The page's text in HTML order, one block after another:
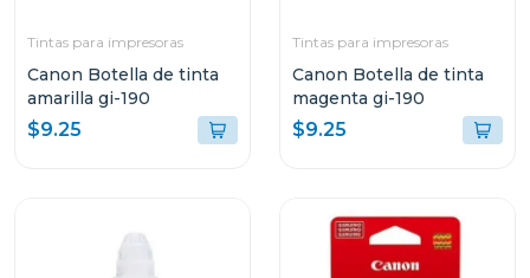
Tintas para impresoras
Canon Botella de tinta
amarilla gi-190
$9.25
Tintas para impresoras
Canon Botella de tinta
magenta gi-190
$9.25